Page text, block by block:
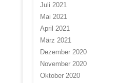
Juli 2021
Mai 2021
April 2021
März 2021
Dezember 2020
November 2020
Oktober 2020